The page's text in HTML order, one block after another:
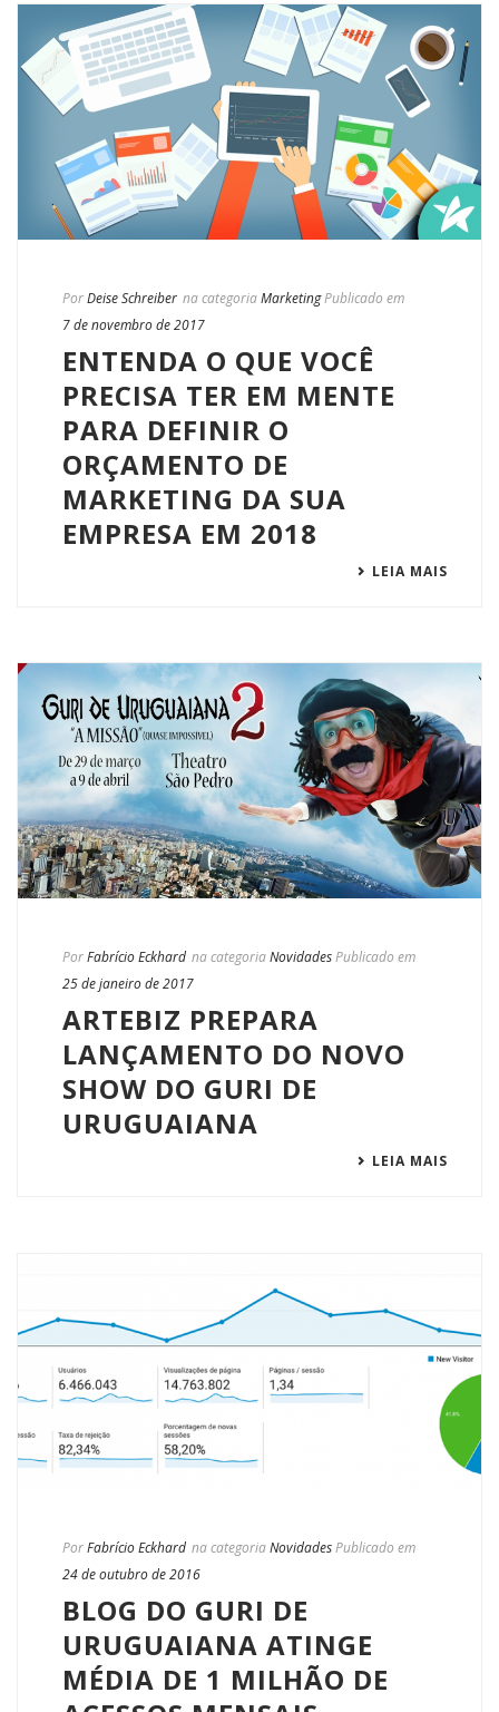
PorDeise Schreiber na categoriaMarketingPublicado em
7 de novembro de 2017
ENTENDA O QUE VOCÊ
PRECISA TER EM MENTE
PARA DEFINIR O
ORÇAMENTO DE
MARKETING DA SUA
EMPRESA EM 2018
LEIA MAIS
PorFabrício Eckhard na categoriaNovidadesPublicado em
25 de janeiro de 2017
ARTEBIZ PREPARA
LANÇAMENTO DO NOVO
SHOW DO GURI DE
URUGUAIANA
LEIA MAIS
PorFabrício Eckhard na categoriaNovidadesPublicado em
24 de outubro de 2016
BLOG DO GURI DE
URUGUAIANA ATINGE
MÉDIA DE 1 MILHÃO DE